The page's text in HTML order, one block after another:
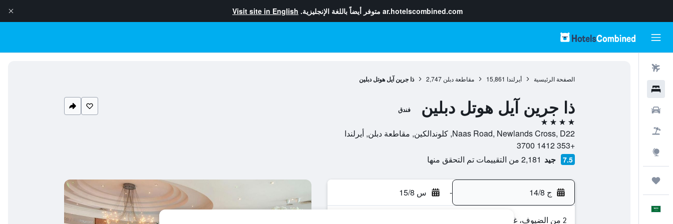
ar.hotelscombined.com متوفر أيضاً باللغة الإنجليزية. Visit site in English
الصفحة الرئيسية أيرلندا 15,861 مقاطعة دبلن 2,747 ذا جرين آيل هوتل دبلين
ذا جرين آيل هوتل دبلين فندق
4 نجوم
Naas Road, Newlands Cross, D22, كلوندالكين, مقاطعة دبلن, أيرلندا
+353 1412 3700
7.5 جيد 2,181 من التقييمات تم التحقق منها
ج 14/8 - س 15/8
2 من الضيوف، غرفة واحدة